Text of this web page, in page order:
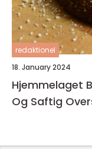
redaktionel
18. January 2024
Hjemmelaget
Og Saftig